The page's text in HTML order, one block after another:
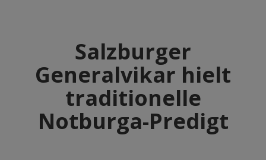
Salzburger
Generalvikar hielt
traditionelle
Notburga-Predigt